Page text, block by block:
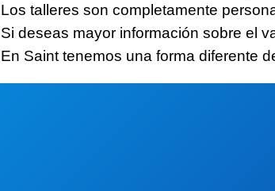
Los talleres son completamente
Si deseas mayor información sobre el
En Saint tenemos una forma diferente